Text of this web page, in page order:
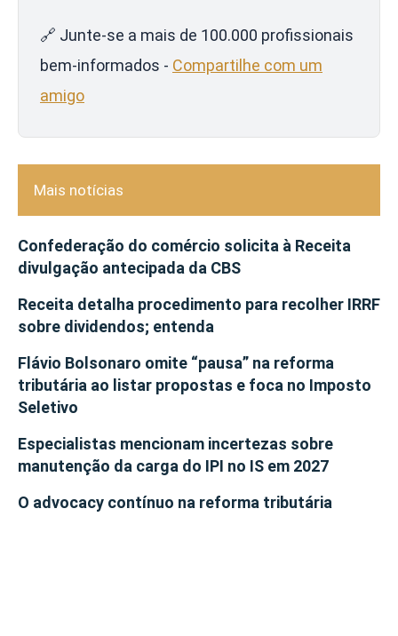
🔗 Junte-se a mais de 100.000 profissionais
bem-informados - Compartilhe com um
amigo
Mais notícias
Confederação do comércio solicita à Receita
divulgação antecipada da CBS
Receita detalha procedimento para recolher IRRF
sobre dividendos; entenda
Flávio Bolsonaro omite “pausa” na reforma
tributária ao listar propostas e foca no Imposto
Seletivo
Especialistas mencionam incertezas sobre
manutenção da carga do IPI no IS em 2027
O advocacy contínuo na reforma tributária